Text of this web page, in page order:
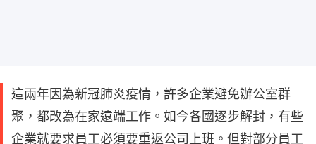
這兩年因為新冠肺炎疫情，許多企業避免辦公室群
聚，都改為在家遠端工作。如今各國逐步解封，有些
企業就要求員工必須要重返公司上班。但對部分員工